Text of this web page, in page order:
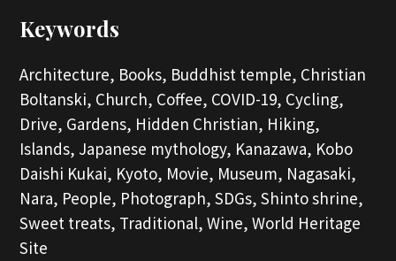
Keywords
Architecture, Books, Buddhist temple, Christian
Boltanski, Church, Coffee, COVID-19, Cycling,
Drive, Gardens, Hidden Christian, Hiking,
Islands, Japanese mythology, Kanazawa, Kobo
Daishi Kukai, Kyoto, Movie, Museum, Nagasaki,
Nara, People, Photograph, SDGs, Shinto shrine,
Sweet treats, Traditional, Wine, World Heritage
Site